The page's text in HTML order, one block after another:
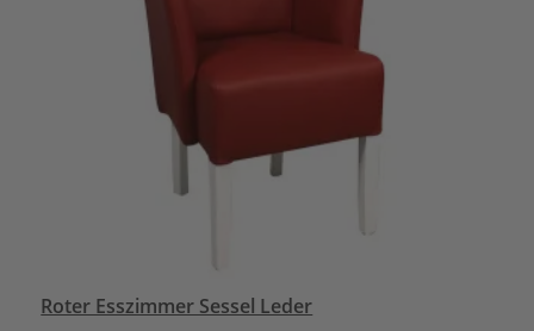
Roter Esszimmer Sessel Leder